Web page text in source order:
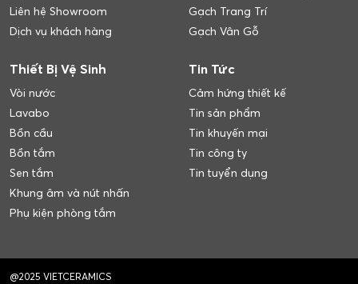
Liên hệ Showroom
Dịch vụ khách hàng
Gạch Trang Trí
Gạch Vân Gỗ
Thiết Bị Vệ Sinh
Vòi nước
Lavabo
Bồn cầu
Bồn tắm
Sen tắm
Khung âm và nút nhấn
Phụ kiện phòng tắm
Tin Tức
Cảm hứng thiết kế
Tin sản phẩm
Tin khuyến mại
Tin công ty
Tin tuyển dụng
@2025 VIETCERAMICS